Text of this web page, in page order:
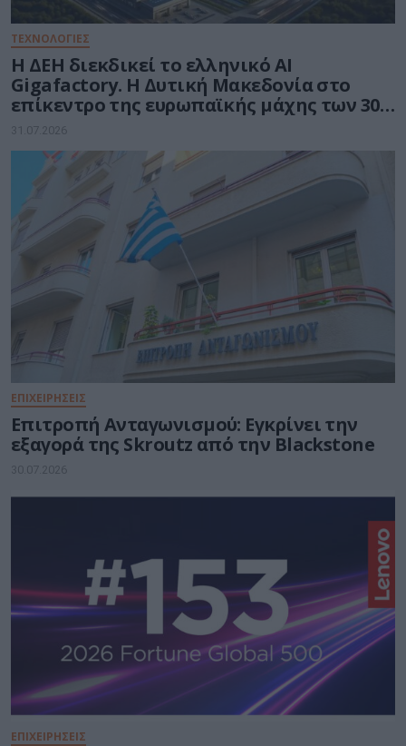
ΤΕΧΝΟΛΟΓΙΕΣ
Η ΔΕΗ διεκδικεί το ελληνικό AI
Gigafactory. Η Δυτική Μακεδονία στο
επίκεντρο της ευρωπαϊκής μάχης των 30
δισ. ευρώ για την Τεχνητή Νοημοσύνη
31.07.2026
ΕΠΙΧΕΙΡΗΣΕΙΣ
Επιτροπή Ανταγωνισμού: Εγκρίνει την
εξαγορά της Skroutz από την Blackstone
30.07.2026
ΕΠΙΧΕΙΡΗΣΕΙΣ